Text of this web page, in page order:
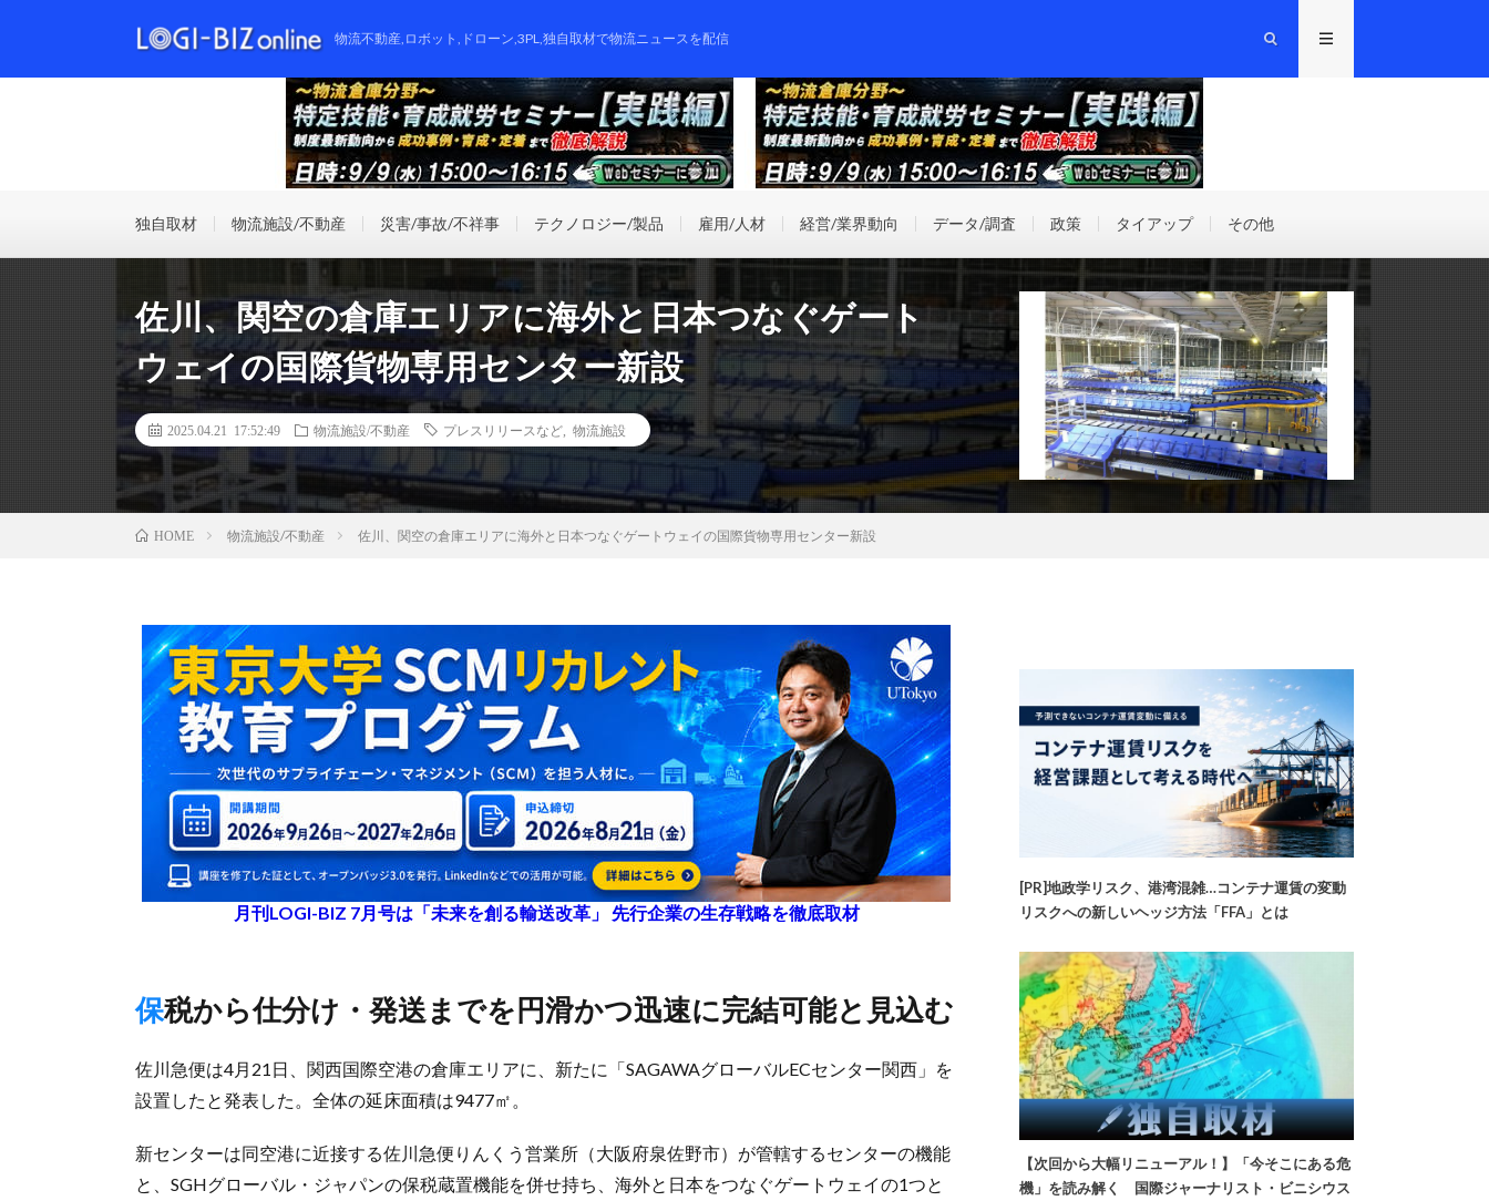
物流不動産,ロボット,ドローン,3PL,独自取材で物流ニュースを配信
独自取材 物流施設/不動産 災害/事故/不祥事 テクノロジー/製品 雇用/人材 経営/業界動向 データ/調査 政策 タイアップ その他
佐川、関空の倉庫エリアに海外と日本つなぐゲート
ウェイの国際貨物専用センター新設
2025.04.21 17:52:49 物流施設/不動産 プレスリリースなど 物流施設
HOME 物流施設/不動産 佐川、関空の倉庫エリアに海外と日本つなぐゲートウェイの国際貨物専用センター新設
月刊LOGI-BIZ 7月号は「未来を創る輸送改革」 先行企業の生存戦略を徹底取材
保税から仕分け・発送までを円滑かつ迅速に完結可能と見込む
佐川急便は4月21日、関西国際空港の倉庫エリアに、新たに「SAGAWAグローバルECセンター関西」を
設置したと発表した。全体の延床面積は9477㎡。
新センターは同空港に近接する佐川急便りんくう営業所（大阪府泉佐野市）が管轄するセンターの機能
と、SGHグローバル・ジャパンの保税蔵置機能を併せ持ち、海外と日本をつなぐゲートウェイの1つと
[PR]地政学リスク、港湾混雑…コンテナ運賃の変動
リスクへの新しいヘッジ方法「FFA」とは
【次回から大幅リニューアル！】「今そこにある危
機」を読み解く 国際ジャーナリスト・ビニシウス